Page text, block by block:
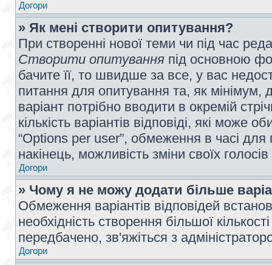
Догори
» Як мені створити опитування?
При створенні нової теми чи під час
Створити опитування під основною
бачите її, то швидше за все, у вас
питання для опитування та, як мінімум,
варіант потрібно вводити в окремій
кількість варіантів відповіді, які може
“Options per user”, обмеження в часі для
накінець, можливість зміни своїх
Догори
» Чому я не можу додати більше
Обмеження варіантів відповідей
необхідність створення більшої
передбачено, зв'яжіться з
Догори